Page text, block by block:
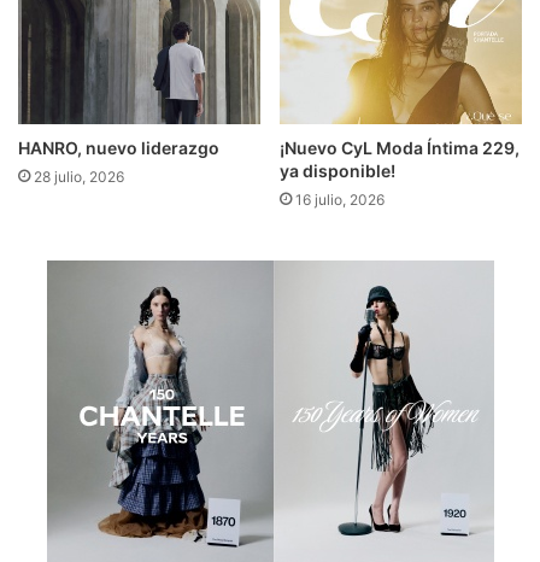
HANRO, nuevo liderazgo
28 julio, 2026
¡Nuevo CyL Moda Íntima 229,
ya disponible!
16 julio, 2026